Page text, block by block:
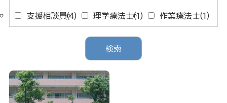
支援相談員(4) 理学療法士(1) 作業療法士(1)